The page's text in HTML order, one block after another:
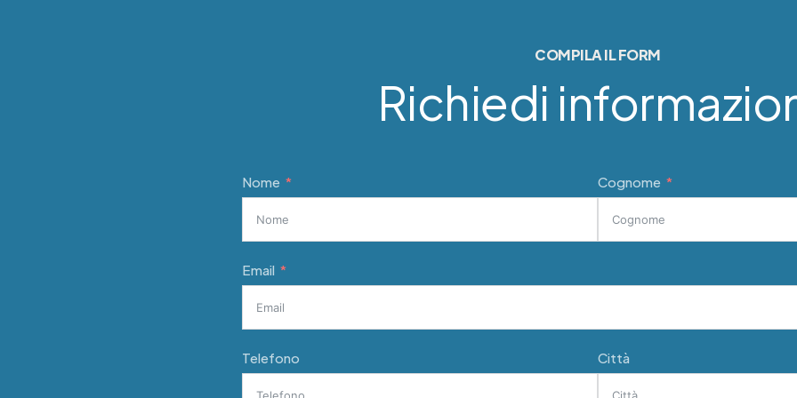
Richiedi
COMPILA IL FORM
Nome Cognome
Email
Telefono Città